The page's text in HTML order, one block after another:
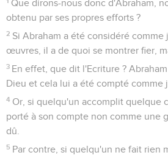
Que dirons-nous donc d'Abraham,
obtenu par ses propres efforts ?
2 Si Abraham a été considéré comme
œuvres, il a de quoi se montrer fier,
3 En effet, que dit l'Ecriture ?
Dieu et cela lui a été compté comme
4 Or, si quelqu'un accomplit quelque
porté à son compte non comme une
dû.
5 Par contre, si quelqu'un ne fait rien